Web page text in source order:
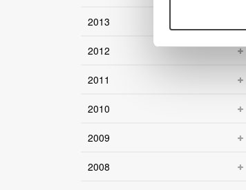
2013
2012
2011
2010
2009
2008